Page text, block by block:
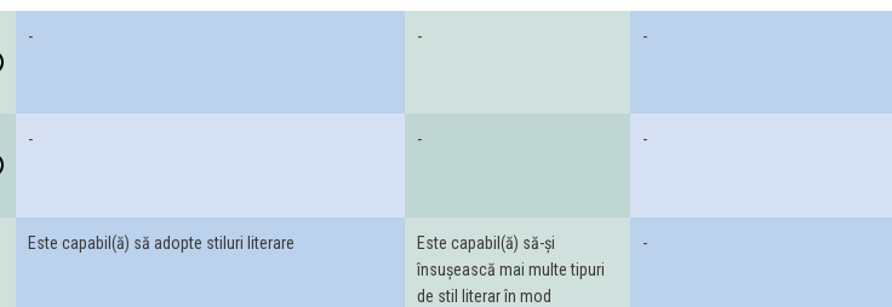
- - -
- - -
Este capabil(ă) să adopte stiluri literare
Este capabil(ă) să-și
însușească mai multe tipuri
de stil literar în mod
-